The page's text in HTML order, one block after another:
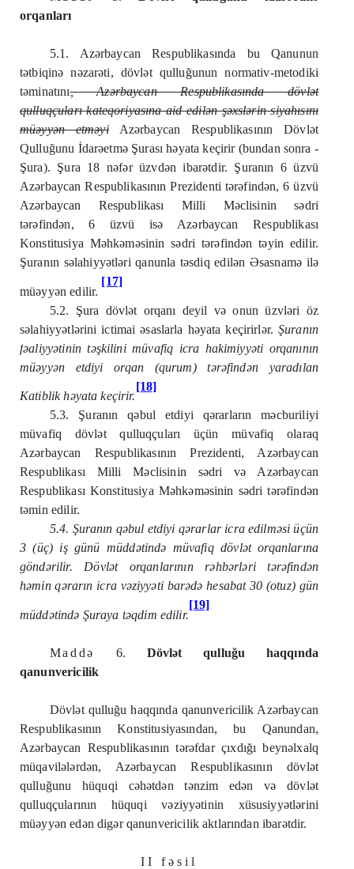
orqanları
5.1. Azərbaycan Respublikasında bu Qanunun
tətbiqinə nəzarəti, dövlət qulluğunun normativ-metodiki
təminatını, Azərbaycan Respublikasında dövlət
qulluqçuları kateqoriyasına aid edilən şəxslərin siyahısını
müəyyən etməyiAzərbaycan Respublikasının Dövlət
Qulluğunu İdarəetmə Şurası həyata keçirir (bundan sonra -
Şura). Şura 18 nəfər üzvdən ibarətdir. Şuranın 6 üzvü
Azərbaycan Respublikasının Prezidenti tərəfindən, 6 üzvü
Azərbaycan Respublikası Milli Məclisinin sədri
tərəfindən, 6 üzvü isə Azərbaycan Respublikası
Konstitusiya Məhkəməsinin sədri tərəfindən təyin edilir.
Şuranın səlahiyyətləri qanunla təsdiq edilən Əsasnamə ilə
müəyyən edilir.
[17]
5.2. Şura dövlət orqanı deyil və onun üzvləri öz
səlahiyyətlərini ictimai əsaslarla həyata keçirirlər. Şuranın
fəaliyyətinin təşkilini müvafiq icra hakimiyyəti orqanının
müəyyən etdiyi orqan (qurum) tərəfindən yaradılan
Katiblik həyata keçirir.
[18]
5.3. Şuranın qəbul etdiyi qərarların məcburiliyi
müvafiq dövlət qulluqçuları üçün müvafiq olaraq
Azərbaycan Respublikasının Prezidenti, Azərbaycan
Respublikası Milli Məclisinin sədri və Azərbaycan
Respublikası Konstitusiya Məhkəməsinin sədri tərəfindən
təmin edilir.
5.4. Şuranın qəbul etdiyi qərarlar icra edilməsiüçün
3 (üç) işgünü müddətində müvafiq dövlət orqanlarına
göndərilir. Dövlət orqanlarının rəhbərləri tərəfindən
həmin qərarın icra vəziyyəti barədə hesabat 30 (otuz) gün
müddətində Şuraya təqdim edilir.
[19]
Maddə 6. Dövlət qulluğu haqqında
qanunvericilik
Dövlət qulluğu haqqında qanunvericilik Azərbaycan
Respublikasının Konstitusiyasından, bu Qanundan,
Azərbaycan Respublikasının tərəfdar çıxdığı beynəlxalq
müqavilələrdən, Azərbaycan Respublikasının dövlət
qulluğunu hüquqi cəhətdən tənzim edən və dövlət
qulluqçularının hüquqi vəziyyətinin xüsusiyyətlərini
müəyyən edən digər qanunvericilik aktlarından ibarətdir.
II fəsil